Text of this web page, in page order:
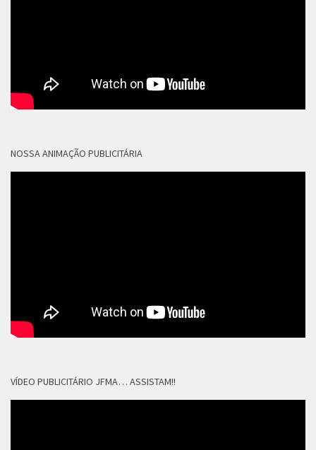
NOSSA ANIMAÇÃO PUBLICITÁRIA
VÍDEO PUBLICITÁRIO JFMA… ASSISTAM!!